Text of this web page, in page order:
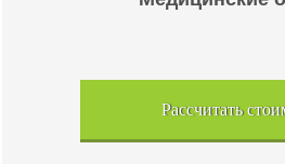
Рассчитать